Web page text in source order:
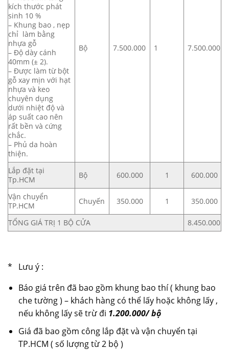
kích thước phát
sinh 10 %
– Khung bao , nẹp
chỉ làm bằng
nhựa gỗ
– Độ dày cánh
40mm (± 2).
– Được làm từ bột
gỗ xay mịn với hạt
nhựa và keo
chuyên dụng
dưới nhiệt độ và
áp suất cao nên
rất bền và cứng
chắc.
– Phủ da hoàn
thiện.
Bộ 7.500.000 1 7.500.000
Lắp đặt tại
Tp.HCM
Bộ 600.000 1 600.000
Vận chuyển
TP.HCM
Chuyến 350.000 1 350.000
TỔNG GIÁ TRỊ 1 BỘ CỬA 8.450.000
* Lưu ý :
Báo giá trên đã bao gồm khung bao thí ( khung bao
che tường ) – khách hàng có thể lấy hoặc không lấy ,
nếu không lấy sẽ trừ đi 1.200.000/ bộ
Giá đã bao gồm công lắp đặt và vận chuyển tại
TP.HCM ( số lượng từ 2 bộ )